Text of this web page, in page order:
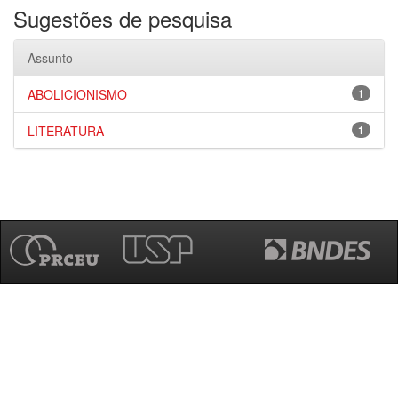
Sugestões de pesquisa
Assunto
1
ABOLICIONISMO
1
LITERATURA